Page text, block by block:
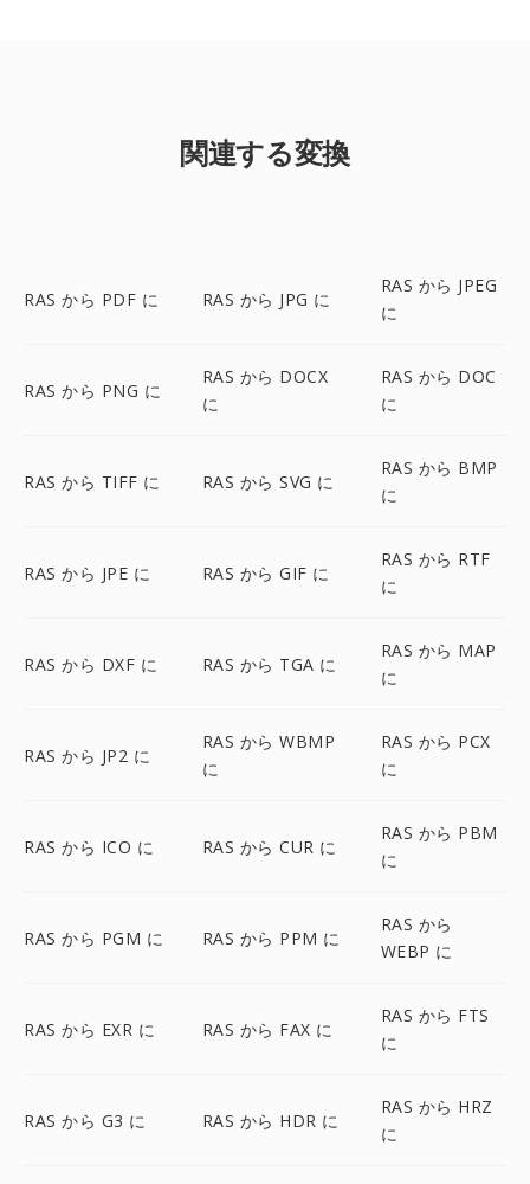
関連する変換
RAS から PDF に RAS から JPG に
RAS から JPEG
に
RAS から PNG に
RAS から DOCX
に
RAS から DOC
に
RAS から TIFF に RAS から SVG に
RAS から BMP
に
RAS から JPE に RAS から GIF に
RAS から RTF
に
RAS から DXF に RAS から TGA に
RAS から MAP
に
RAS から JP2 に
RAS から WBMP
に
RAS から PCX
に
RAS から ICO に RAS から CUR に
RAS から PBM
に
RAS から PGM に RAS から PPM に
RAS から
WEBP に
RAS から EXR に RAS から FAX に
RAS から FTS
に
RAS から G3 に RAS から HDR に
RAS から HRZ
に